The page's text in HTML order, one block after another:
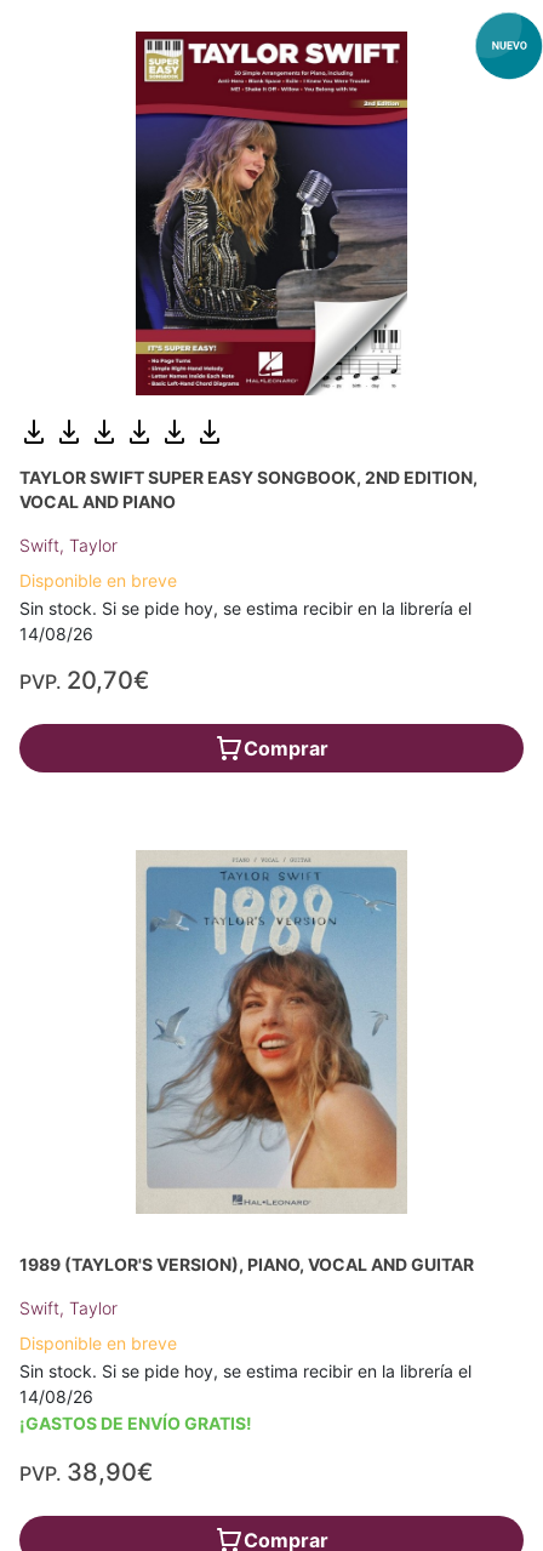
TAYLOR SWIFT SUPER EASY SONGBOOK, 2ND EDITION,
VOCAL AND PIANO
Swift, Taylor
Disponible en breve
Sin stock. Si se pide hoy, se estima recibir en la librería el
14/08/26
PVP. 20,70€
Comprar
1989 (TAYLOR'S VERSION), PIANO, VOCAL AND GUITAR
Swift, Taylor
Disponible en breve
Sin stock. Si se pide hoy, se estima recibir en la librería el
14/08/26
¡GASTOS DE ENVÍO GRATIS!
PVP. 38,90€
Comprar